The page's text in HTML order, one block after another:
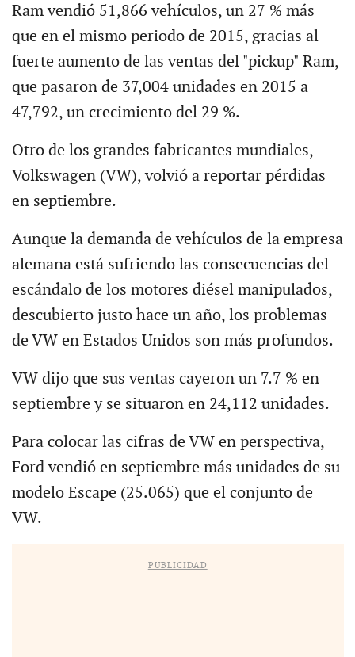
Ram vendió 51,866 vehículos, un 27 % más
que en el mismo periodo de 2015, gracias al
fuerte aumento de las ventas del "pickup" Ram,
que pasaron de 37,004 unidades en 2015 a
47,792, un crecimiento del 29 %.
Otro de los grandes fabricantes mundiales,
Volkswagen (VW), volvió a reportar pérdidas
en septiembre.
Aunque la demanda de vehículos de la empresa
alemana está sufriendo las consecuencias del
escándalo de los motores diésel manipulados,
descubierto justo hace un año, los problemas
de VW en Estados Unidos son más profundos.
VW dijo que sus ventas cayeron un 7.7 % en
septiembre y se situaron en 24,112 unidades.
Para colocar las cifras de VW en perspectiva,
Ford vendió en septiembre más unidades de su
modelo Escape (25.065) que el conjunto de
VW.
PUBLICIDAD